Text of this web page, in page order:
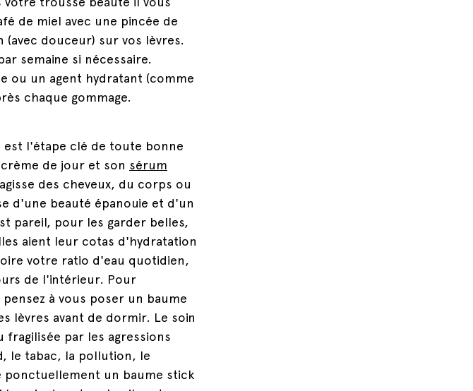
votre trousse beauté il vous
de miel avec une pincée de
douceur) sur vos lèvres.
semaine si nécessaire.
ou un agent hydratant (comme
chaque gommage.
l'étape clé de toute bonne
de jour et son sérum
des cheveux, du corps ou
d'une beauté épanouie et d'un
pareil, pour les garder belles,
aient leur cotas d'hydratation
votre ratio d'eau quotidien,
de l'intérieur. Pour
à vous poser un baume
lèvres avant de dormir. Le soin
fragilisée par les agressions
le tabac, la pollution, le
ponctuellement un baume stick